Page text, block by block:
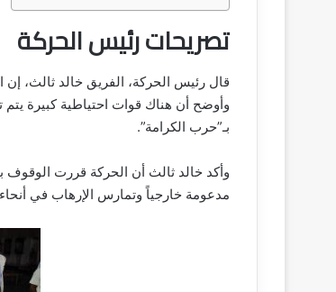
تصريحات رئيس الحركة
قال رئيس الحركة، الفريق خالد ثالث،
وأوضح أن هناك قوات احتياطية كبيرة
بـ”حرب الكرامة”.
وأكد خالد ثالث أن الحركة قررت الوقوف
مدعومة خارجياً وتمارس الإرهاب في